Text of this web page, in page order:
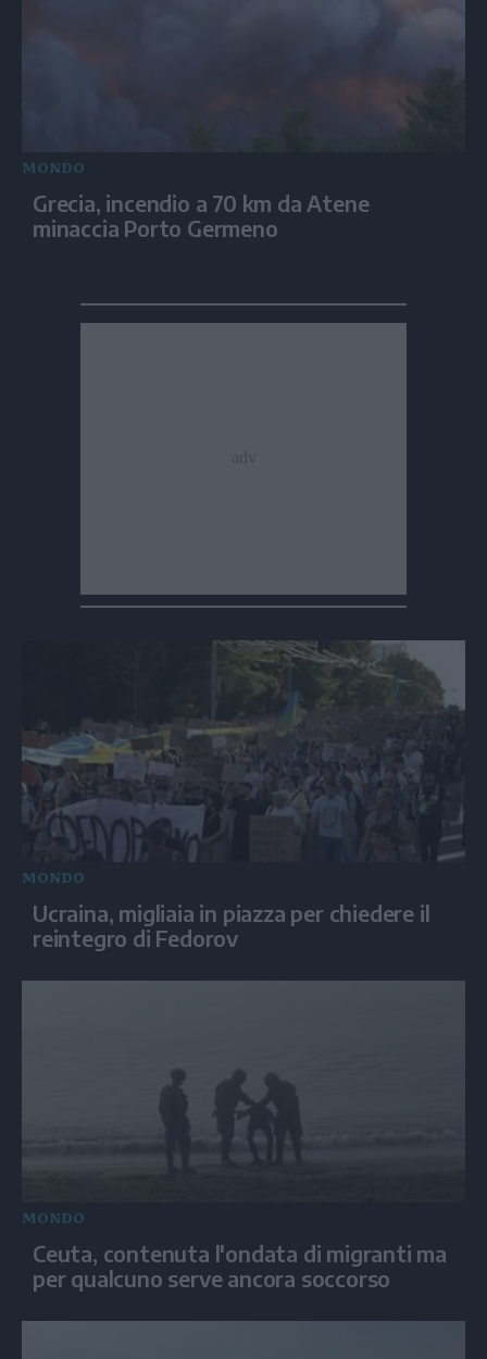
MONDO
Grecia, incendio a 70 km da Atene
minaccia Porto Germeno
MONDO
Ucraina, migliaia in piazza per chiedere il
reintegro di Fedorov
MONDO
Ceuta, contenuta l'ondata di migranti ma
per qualcuno serve ancora soccorso